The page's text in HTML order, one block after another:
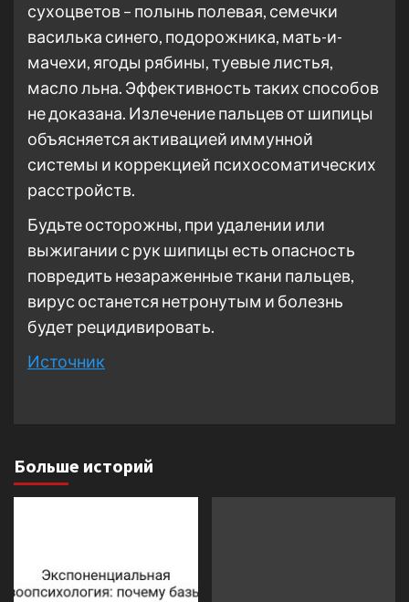
сухоцветов – полынь полевая, семечки
василька синего, подорожника, мать-и-
мачехи, ягоды рябины, туевые листья,
масло льна. Эффективность таких способов
не доказана. Излечение пальцев от шипицы
объясняется активацией иммунной
системы и коррекцией психосоматических
расстройств.
Будьте осторожны, при удалении или
выжигании с рук шипицы есть опасность
повредить незараженные ткани пальцев,
вирус останется нетронутым и болезнь
будет рецидивировать.
Источник
Больше историй